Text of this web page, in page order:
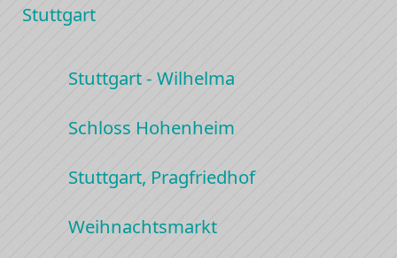
Stuttgart
Stuttgart - Wilhelma
Schloss Hohenheim
Stuttgart, Pragfriedhof
Weihnachtsmarkt